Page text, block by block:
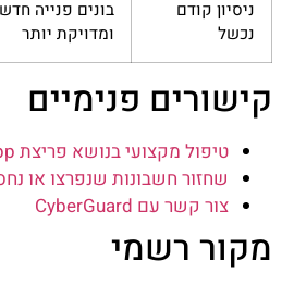
ניסיון קודם
נכשל
בונים פנייה
ומדויקת יותר
קישורים פנימיים
טיפול מקצועי בנושא פריצת WhatsApp
שחזור חשבונות שנפרצו או
צור קשר עם CyberGuard
מקור רשמי